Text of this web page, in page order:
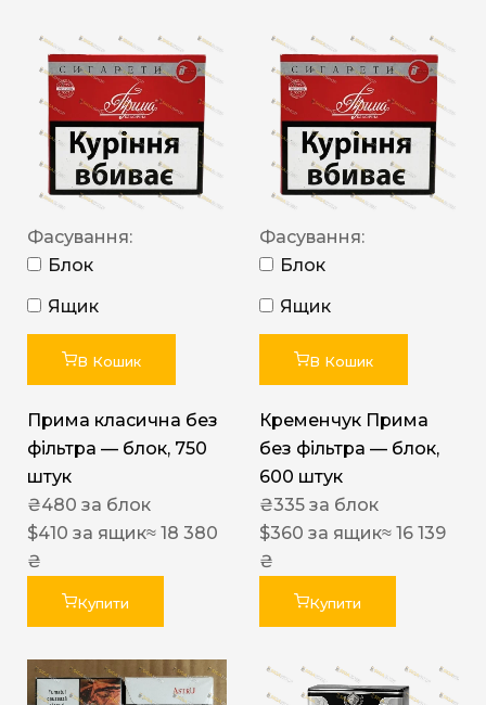
Фасування:
Блок
Ящик
В Кошик
Прима класична без
фільтра — блок, 750
штук
₴480 за блок
$410 за ящик≈ 18 380
₴
Купити
Фасування:
Блок
Ящик
В Кошик
Кременчук Прима
без фільтра — блок,
600 штук
₴335 за блок
$360 за ящик≈ 16 139
₴
Купити